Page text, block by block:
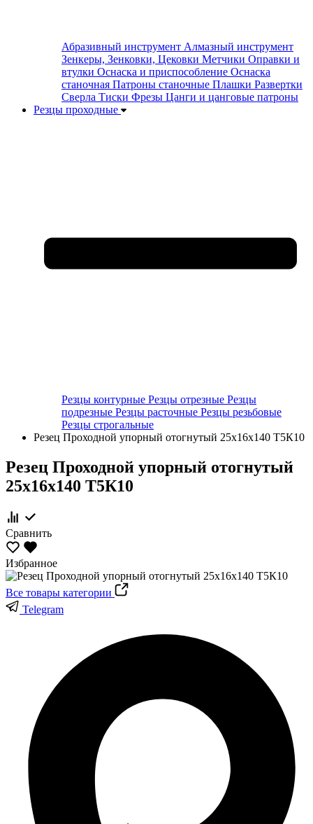
Абразивный инструмент Алмазный инструмент
Зенкеры, Зенковки, Цековки Метчики Оправки и
втулки Оснаска и приспособление Оснаска
станочная Патроны станочные Плашки Развертки
Сверла Тиски Фрезы Цанги и цанговые патроны
Резцы проходные
Резцы контурные Резцы отрезные Резцы
подрезные Резцы расточные Резцы резьбовые
Резцы строгальные
Резец Проходной упорный отогнутый 25х16х140 Т5К10
Резец Проходной упорный отогнутый
25х16х140 Т5К10
Сравнить
Избранное
Все товары категории
Telegram